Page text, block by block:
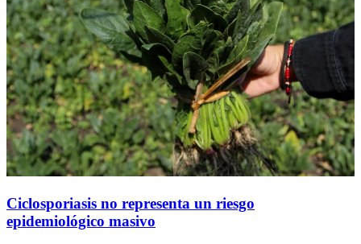
Ciclosporiasis no representa un riesgo
epidemiológico masivo